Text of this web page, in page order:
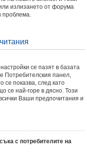
излизането от форума
проблема.
се пазят в базата
Потребителския панел,
се показва, след като
се най-горе в дясно. Този
Ваши предпочитания и
с потребителите на